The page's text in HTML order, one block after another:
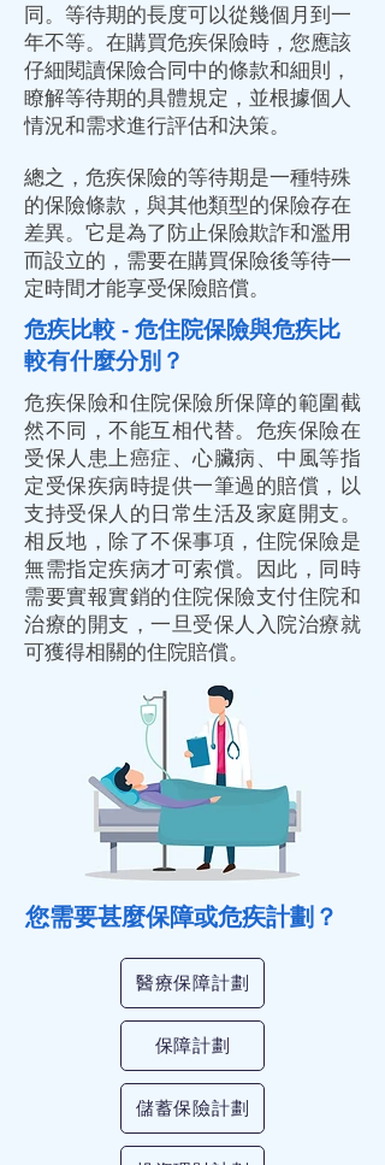
同。等待期的長度可以從幾個月到一
年不等。在購買危疾保險時，您應該
仔細閱讀保險合同中的條款和細則，
瞭解等待期的具體規定，並根據個人
情況和需求進行評估和決策。
總之，危疾保險的等待期是一種特殊
的保險條款，與其他類型的保險存在
差異。它是為了防止保險欺詐和濫用
而設立的，需要在購買保險後等待一
定時間才能享受保險賠償。
危疾比較 - 危住院保險與危疾比
較有什麼分別？
危疾保險和住院保險所保障的範圍截
然不同，不能互相代替。危疾保險在
受保人患上癌症、心臟病、中風等指
定受保疾病時提供一筆過的賠償，以
支持受保人的日常生活及家庭開支。
相反地，除了不保事項，住院保險是
無需指定疾病才可索償。因此，同時
需要實報實銷的住院保險支付住院和
治療的開支，一旦受保人入院治療就
可獲得相關的住院賠償。
您需要甚麼保障或危疾計劃？
醫療保障計劃
保障計劃
儲蓄保險計劃